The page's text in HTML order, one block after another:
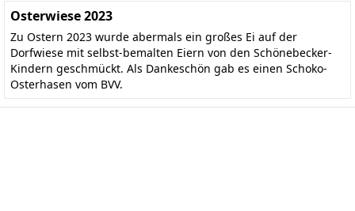
Osterwiese 2023
Zu Ostern 2023 wurde abermals ein großes Ei auf der
Dorfwiese mit selbst-bemalten Eiern von den Schönebecker-
Kindern geschmückt. Als Dankeschön gab es einen Schoko-
Osterhasen vom BVV.